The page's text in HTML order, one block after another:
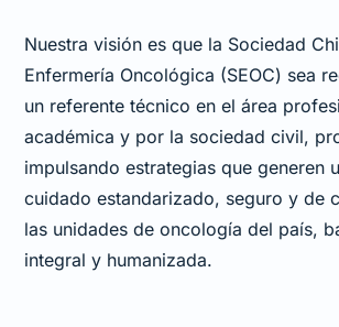
Nuestra visión es que la Sociedad
Enfermería Oncológica (SEOC) sea
un referente técnico en el área
académica y por la sociedad civil,
impulsando estrategias que generen
cuidado estandarizado, seguro y de
las unidades de oncología del país,
integral y humanizada.